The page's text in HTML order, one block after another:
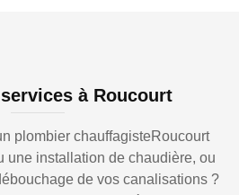
à Roucourt
plombier chauffagisteRoucourt
une installation de chaudière, ou
de vos canalisations ?